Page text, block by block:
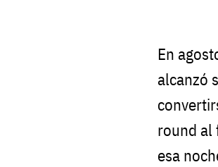
En
alcanzó
round al
esa